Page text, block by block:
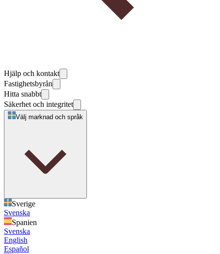
Hjälp och kontakt
Fastighetsbyrån
Hitta snabbt
Säkerhet och integritet
Välj marknad och språk
Sverige
Svenska
Spanien
Svenska
English
Español